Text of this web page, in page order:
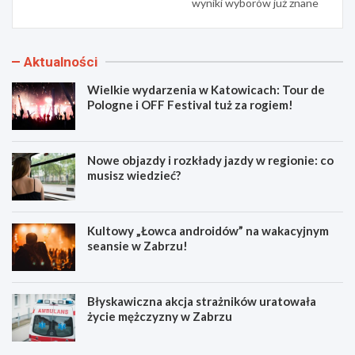
wyniki wyborów już znane
Aktualności
Wielkie wydarzenia w Katowicach: Tour de
Pologne i OFF Festival tuż za rogiem!
Nowe objazdy i rozkłady jazdy w regionie: co
musisz wiedzieć?
Kultowy „Łowca androidów” na wakacyjnym
seansie w Zabrzu!
Błyskawiczna akcja strażników uratowała
życie mężczyzny w Zabrzu
W
N